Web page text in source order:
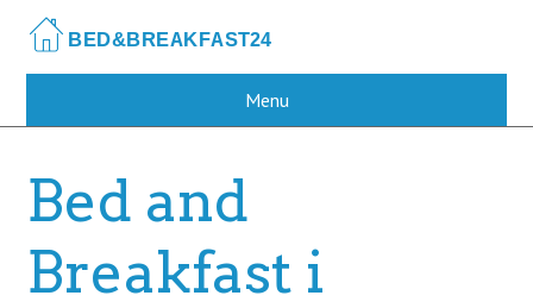
main
Menu
Bed and
Breakfast i